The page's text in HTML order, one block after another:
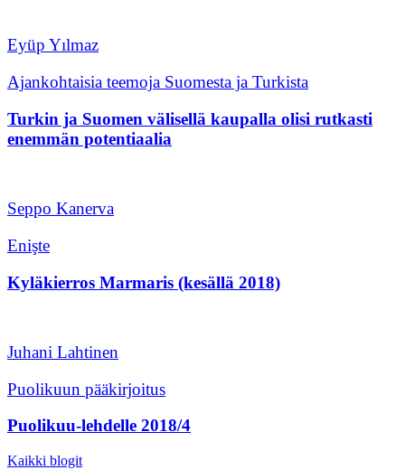
Eyüp Yılmaz
Ajankohtaisia teemoja Suomesta ja Turkista
Turkin ja Suomen välisellä kaupalla olisi rutkasti
enemmän potentiaalia
Seppo Kanerva
Enişte
Kyläkierros Marmaris (kesällä 2018)
Juhani Lahtinen
Puolikuun pääkirjoitus
Puolikuu-lehdelle 2018/4
Kaikki blogit